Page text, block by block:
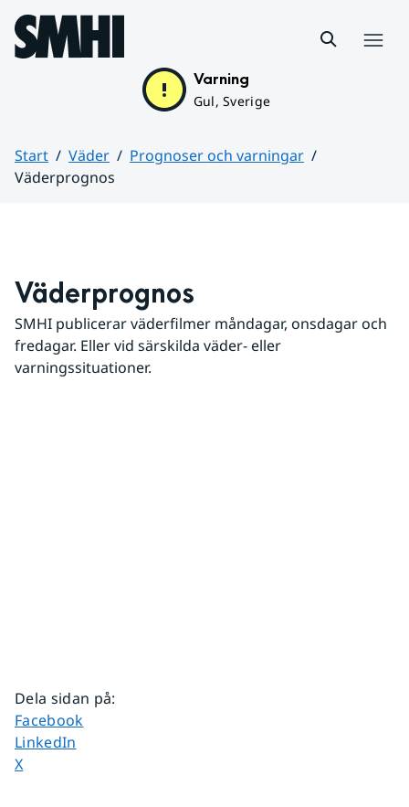
Hoppa till sidans innehåll
Varning
Gul, Sverige
Start Väder
Prognoser och varningar
Väderprognos
Väderprognos
SMHI publicerar väderfilmer måndagar, onsdagar och
fredagar. Eller vid särskilda väder- eller
varningssituationer.
Dela sidan på:
Dela sidan på
Facebook
Dela sidan på
LinkedIn
Dela sidan på
X